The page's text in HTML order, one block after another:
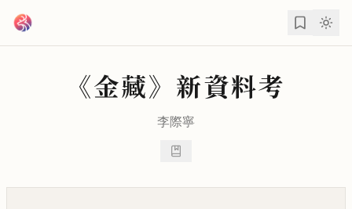
《金藏》新資料考
李際寧